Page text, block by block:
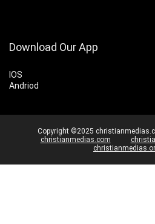
Download Our App
IOS
Andriod
Copyright ©2025
christianmedias.com